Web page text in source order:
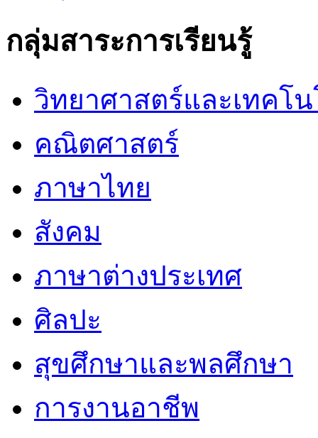
กลุ่มสาระการเรียนรู้
วิทยาศาสตร์และเทคโ
คณิตศาสตร์
ภาษาไทย
สังคม
ภาษาต่างประเทศ
ศิลปะ
สุขศึกษาและพลศึกษา
การงานอาชีพ